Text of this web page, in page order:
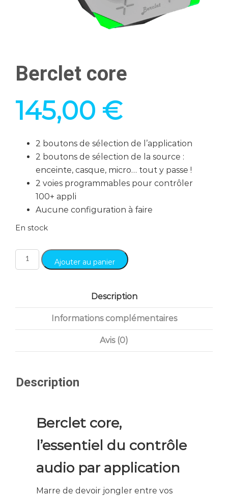
Berclet core
145,00 €
2 boutons de sélection de l’application
2 boutons de sélection de la source :
enceinte, casque, micro… tout y passe !
2 voies programmables pour contrôler
100+ appli
Aucune configuration à faire
En stock
Ajouter au panier
Description
Informations complémentaires
Avis (0)
Description
Berclet core,
l’essentiel du contrôle
audio par application
Marre de devoir jongler entre vos